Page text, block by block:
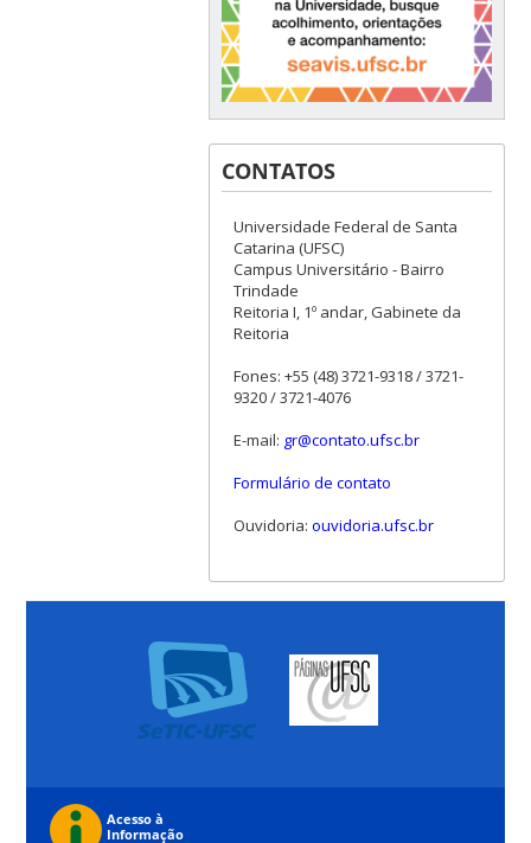
CONTATOS
Universidade Federal de Santa
Catarina (UFSC)
Campus Universitário - Bairro
Trindade
Reitoria I, 1º andar, Gabinete da
Reitoria
Fones: +55 (48) 3721-9318 / 3721-
9320 / 3721-4076
E-mail: gr@contato.ufsc.br
Formulário de contato
Ouvidoria: ouvidoria.ufsc.br